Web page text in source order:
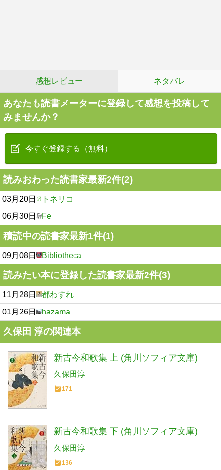
感想レビュー ネタバレ
あなたも読書メーターに登録して感想を投稿して
みませんか？
今すぐ登録する（無料）
読みおわった読書家最新2件(2)
03月20日 トネリコ
06月30日 Fe
積読中の読書家最新1件(1)
09月08日 Bibliotheca
読みたい本に登録した読書家最新2件(3)
11月28日 都わすれ
01月26日 hazama
久保田 淳の関連本
新古今和歌集 上 (角川ソフィア文庫)
久保田淳
171
新古今和歌集 下 (角川ソフィア文庫)
久保田淳
136